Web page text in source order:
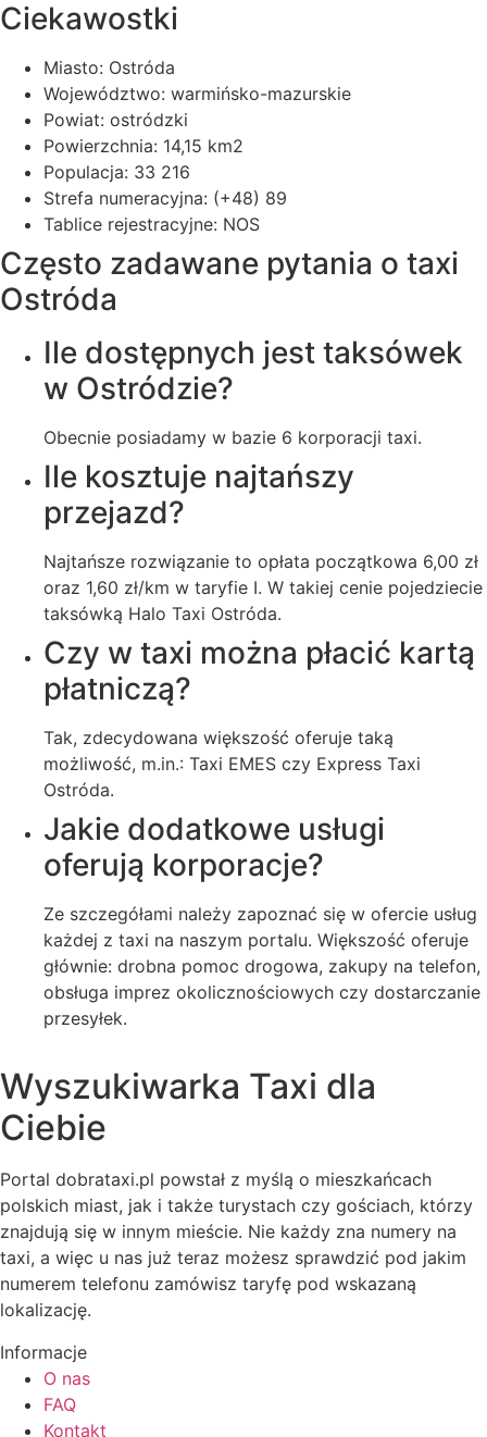
Ciekawostki
Miasto: Ostróda
Województwo: warmińsko-mazurskie
Powiat: ostródzki
Powierzchnia: 14,15 km2
Populacja: 33 216
Strefa numeracyjna: (+48) 89
Tablice rejestracyjne: NOS
Często zadawane pytania o taxi
Ostróda
Ile dostępnych jest taksówek
w Ostródzie?
Obecnie posiadamy w bazie 6 korporacji taxi.
Ile kosztuje najtańszy
przejazd?
Najtańsze rozwiązanie to opłata początkowa 6,00 zł
oraz 1,60 zł/km w taryfie I. W takiej cenie pojedziecie
taksówką Halo Taxi Ostróda.
Czy w taxi można płacić kartą
płatniczą?
Tak, zdecydowana większość oferuje taką
możliwość, m.in.: Taxi EMES czy Express Taxi
Ostróda.
Jakie dodatkowe usługi
oferują korporacje?
Ze szczegółami należy zapoznać się w ofercie usług
każdej z taxi na naszym portalu. Większość oferuje
głównie: drobna pomoc drogowa, zakupy na telefon,
obsługa imprez okolicznościowych czy dostarczanie
przesyłek.
Wyszukiwarka Taxi dla
Ciebie
Portal dobrataxi.pl powstał z myślą o mieszkańcach
polskich miast, jak i także turystach czy gościach, którzy
znajdują się w innym mieście. Nie każdy zna numery na
taxi, a więc u nas już teraz możesz sprawdzić pod jakim
numerem telefonu zamówisz taryfę pod wskazaną
lokalizację.
Informacje
O nas
FAQ
Kontakt